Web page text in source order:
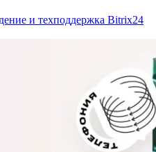
и техподдержка Bitrix24